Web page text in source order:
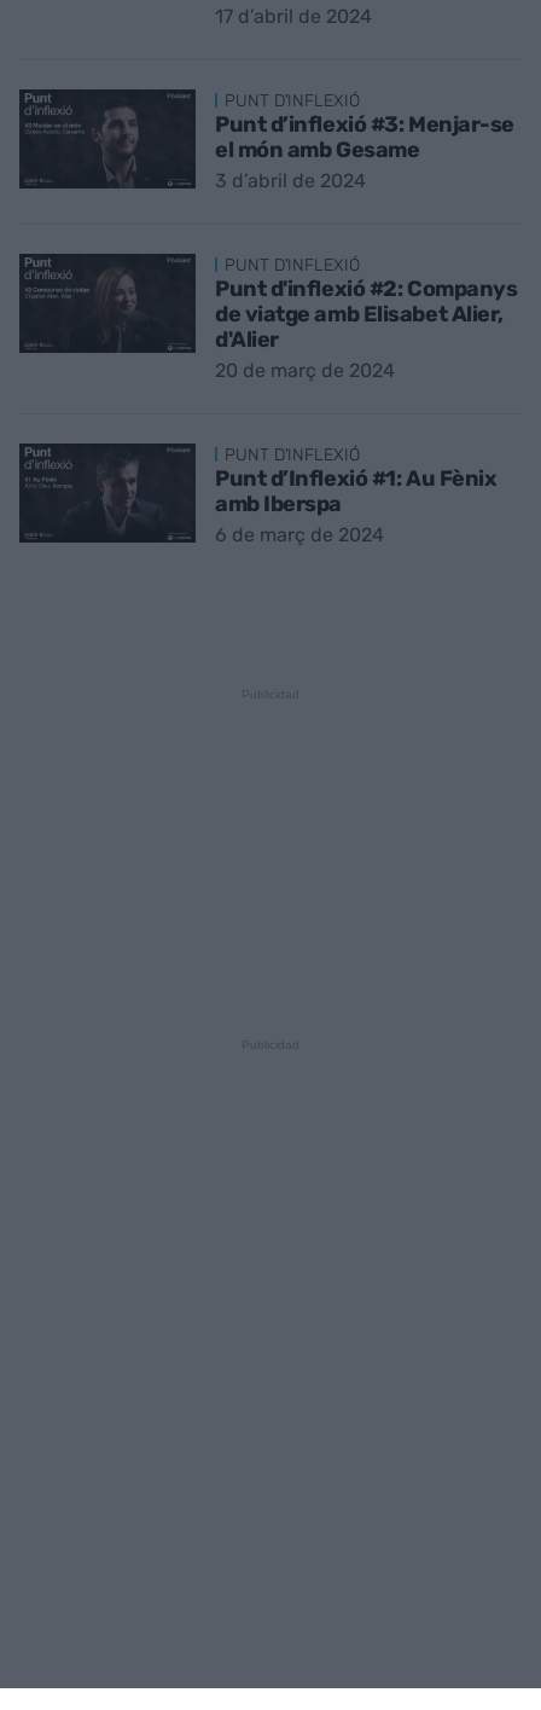
17 d’abril de 2024
PUNT D'INFLEXIÓ
Punt d’inflexió #3: Menjar-se
el món amb Gesame
3 d’abril de 2024
PUNT D'INFLEXIÓ
Punt d'inflexió #2: Companys
de viatge amb Elisabet Alier,
d'Alier
20 de març de 2024
PUNT D'INFLEXIÓ
Punt d’Inflexió #1: Au Fènix
amb Iberspa
6 de març de 2024